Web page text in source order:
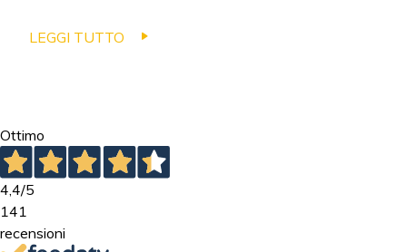
LEGGI TUTTO
Ottimo
4,4/5
141
recensioni